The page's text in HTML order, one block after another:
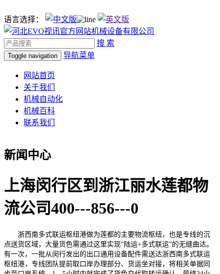
语言选择：
搜 索
Toggle navigation 导航菜单
网站首页
关于我们
机械自动化
机械百科
联系我们
新闻中心
上海闵行区到浙江丽水莲都物
流公司400---856---0
浙西南多式联运枢纽港做为莲都的主要物流枢纽，也是专线的沉
点送货区域，大量货色需通过这里实现“陆运+多式联运”的无缝曲达。
有一次，一批从闵行发出的出口通用设备配件需送达浙西南多式联运
枢纽港，专线团队提前取口岸办理部分、货运坐对接，将相关单据同